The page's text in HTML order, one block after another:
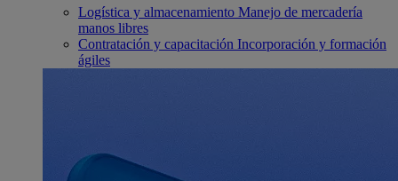
Logística y almacenamiento Manejo de mercadería
manos libres
Contratación y capacitación Incorporación y formación
ágiles